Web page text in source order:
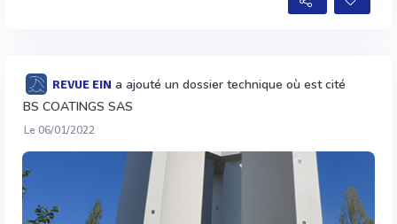
REVUE EIN a ajouté un dossier technique où est cité
BS COATINGS SAS
Le 06/01/2022